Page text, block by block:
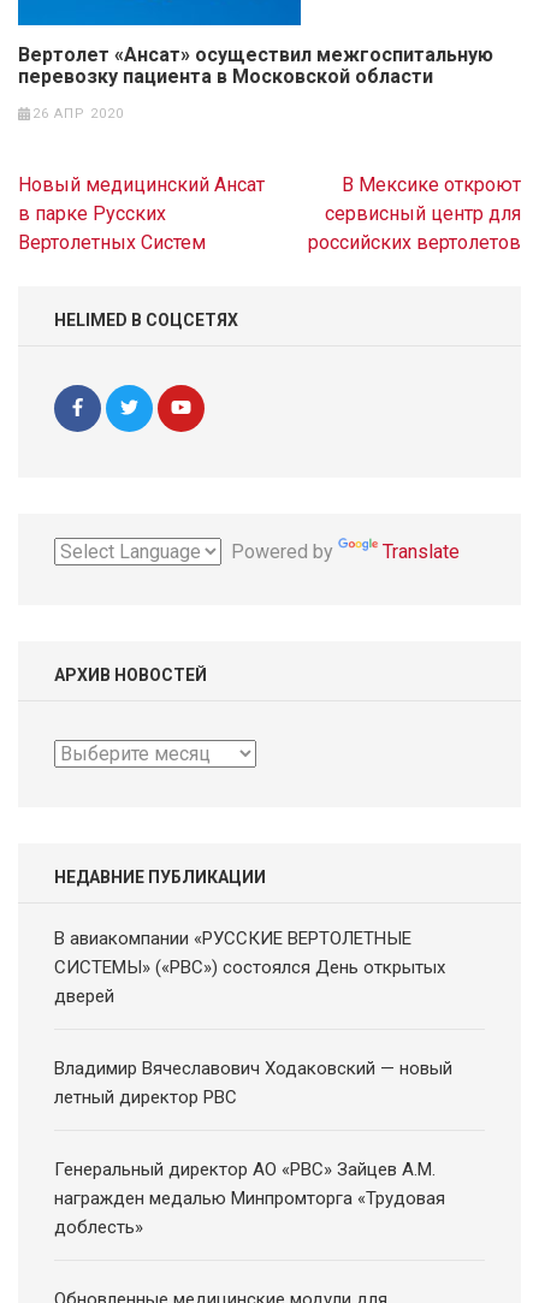
Вертолет «Ансат» осуществил межгоспитальную
перевозку пациента в Московской области
26 АПР 2020
Навигация
по
записям
Новый медицинский Ансат
в парке Русских
Вертолетных Систем
В Мексике откроют
сервисный центр для
российских вертолетов
HELIMED В СОЦСЕТЯХ
Powered by Translate
АРХИВ НОВОСТЕЙ
Архив
НЕДАВНИЕ ПУБЛИКАЦИИ
В авиакомпании «РУССКИЕ ВЕРТОЛЕТНЫЕ
СИСТЕМЫ» («РВС») состоялся День открытых
дверей
Владимир Вячеславович Ходаковский — новый
летный директор РВС
Генеральный директор АО «РВС» Зайцев А.М.
награжден медалью Минпромторга «Трудовая
доблесть»